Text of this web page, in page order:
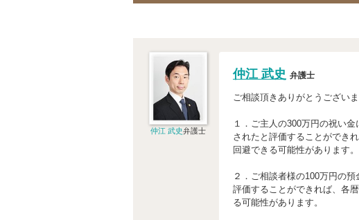
仲江 武史弁護士
仲江 武史 弁護士
ご相談頂きありがとうございま
１．ご主人の300万円の祝い
されたと評価することができ
回避できる可能性があります。
２．ご相談者様の100万円の
評価することができれば、各
る可能性があります。